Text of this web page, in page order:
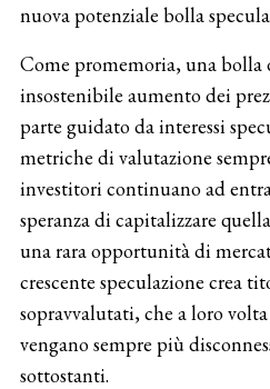
nuova potenziale bolla
Come promemoria, una bolla
insostenibile aumento dei
parte guidato da interessi
metriche di valutazione
investitori continuano ad
speranza di capitalizzare
una rara opportunità di
crescente speculazione crea
sopravvalutati, che a loro
vengano sempre più
sottostanti.